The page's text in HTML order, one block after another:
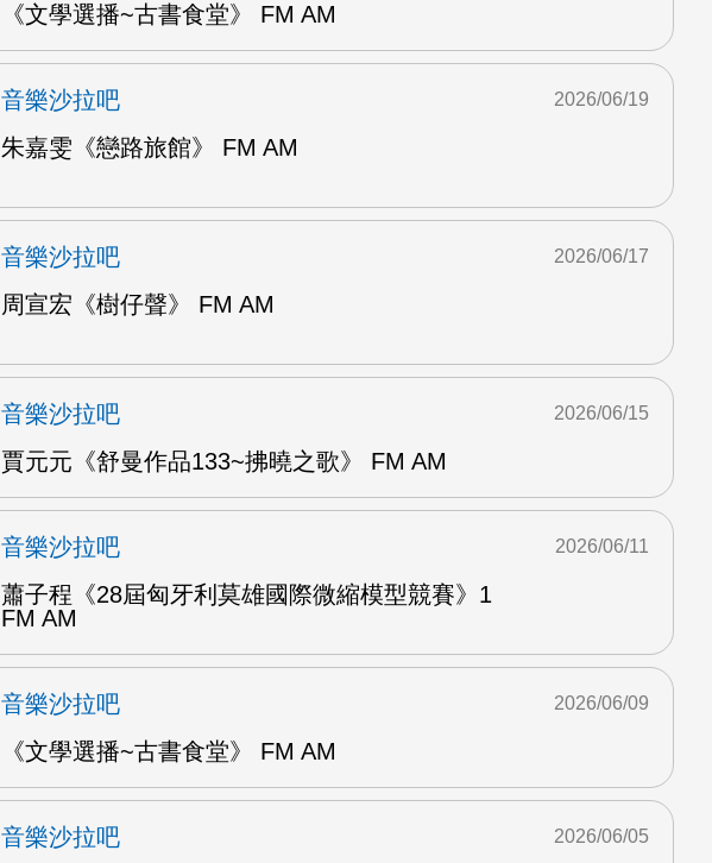
《文學選播~古書食堂》 FM AM
音樂沙拉吧
朱嘉雯《戀路旅館》 FM AM
2026/06/19
音樂沙拉吧
周宣宏《樹仔聲》 FM AM
2026/06/17
音樂沙拉吧
賈元元《舒曼作品133~拂曉之歌》 FM AM
2026/06/15
音樂沙拉吧
蕭子程《28屆匈牙利莫雄國際微縮模型競賽》1
FM AM
2026/06/11
音樂沙拉吧
《文學選播~古書食堂》 FM AM
2026/06/09
音樂沙拉吧 2026/06/05